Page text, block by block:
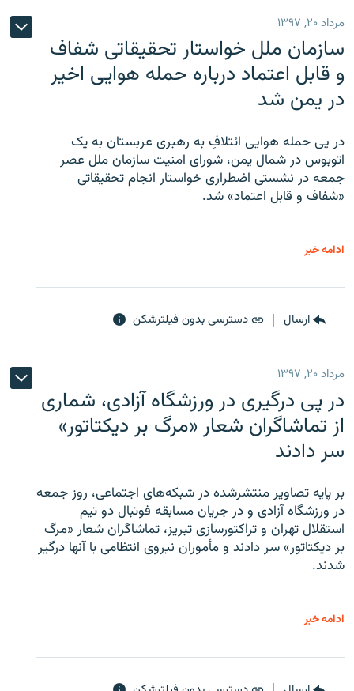
مرداد ۲۰, ۱۳۹۷
سازمان ملل خواستار تحقیقاتی شفاف
و قابل اعتماد درباره حمله هوایی اخیر
در یمن شد
در پی حمله هوایی ائتلافِ به رهبری عربستان به یک
اتوبوس در شمال یمن، شورای امنیت سازمان ملل عصر
جمعه در نشستی اضطراری خواستار انجام تحقیقاتی
«شفاف و قابل اعتماد» شد.
ادامه خبر
ارسال دسترسی بدون فیلترشکن
مرداد ۲۰, ۱۳۹۷
در پی درگیری در ورزشگاه آزادی، شماری
از تماشاگران شعار «مرگ بر دیکتاتور»
سر دادند
بر پایه تصاویر منتشرشده در شبکه‌های اجتماعی، روز جمعه
در ورزشگاه آزادی و در جریان مسابقه فوتبال دو تیم
استقلال تهران و تراکتورسازی تبریز، تماشاگران شعار «مرگ
بر دیکتاتور» سر دادند و مأموران نیروی انتظامی با آنها درگیر
شدند.
ادامه خبر